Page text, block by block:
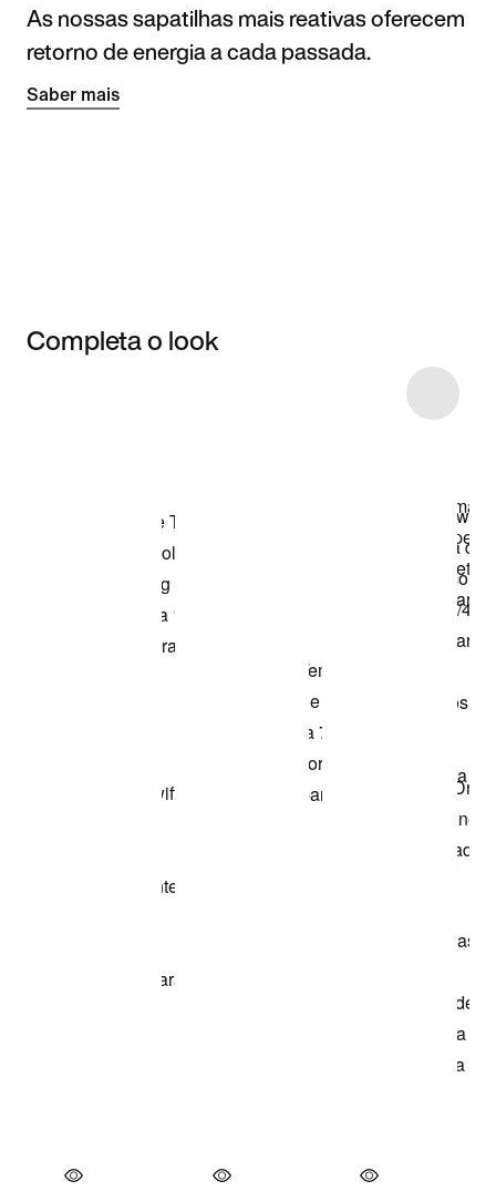
As nossas sapatilhas mais reativas oferecem
retorno de energia a cada passada.
Saber mais
Completa o look